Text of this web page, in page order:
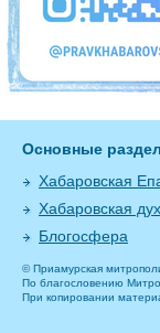
Основные
Хабаровская
Хабаровская
Блогосфера
© Приамурская
По благословению
При копировании